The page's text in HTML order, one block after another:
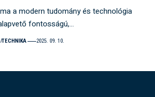
a modern tudomány és technológia
fontosságú,…
TECHNIKA 2025. 09. 10.